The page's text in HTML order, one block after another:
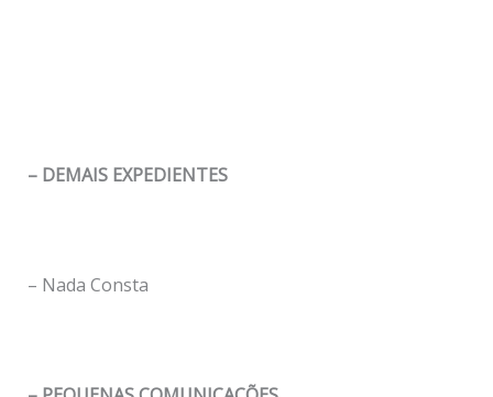
– DEMAIS EXPEDIENTES
– Nada Consta